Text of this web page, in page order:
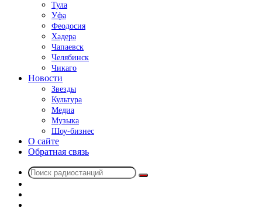
Тула
Уфа
Феодосия
Хадера
Чапаевск
Челябинск
Чикаго
Новости
Звезды
Культура
Медиа
Музыка
Шоу-бизнес
О сайте
Обратная связь
Поиск